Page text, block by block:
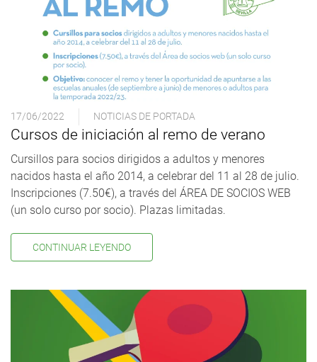
17/06/2022 NOTICIAS DE PORTADA
Cursos de iniciación al remo de verano
Cursillos para socios dirigidos a adultos y menores
nacidos hasta el año 2014, a celebrar del 11 al 28 de julio.
Inscripciones (7.50€), a través del ÁREA DE SOCIOS WEB
(un solo curso por socio). Plazas limitadas.
CONTINUAR LEYENDO